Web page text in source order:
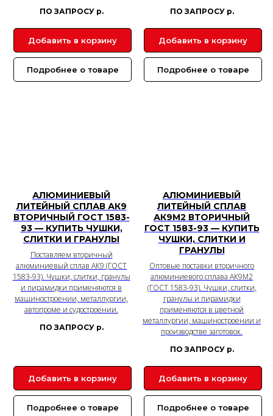
ПО ЗАПРОСУ р.
Добавить в корзину
Подробнее о товаре
ПО ЗАПРОСУ р.
Добавить в корзину
Подробнее о товаре
АЛЮМИНИЕВЫЙ
ЛИТЕЙНЫЙ СПЛАВ АК9
ВТОРИЧНЫЙ ГОСТ 1583-
93 — КУПИТЬ ЧУШКИ,
СЛИТКИ И ГРАНУЛЫ
Поставляем вторичный
алюминиевый сплав АК9 (ГОСТ
1583-93). Чушки, слитки, гранулы
и пирамидки применяются в
машиностроении, металлургии,
автопроме и судостроении.
ПО ЗАПРОСУ р.
Добавить в корзину
Подробнее о товаре
АЛЮМИНИЕВЫЙ
ЛИТЕЙНЫЙ СПЛАВ
АК9М2 ВТОРИЧНЫЙ
ГОСТ 1583-93 — КУПИТЬ
ЧУШКИ, СЛИТКИ И
ГРАНУЛЫ
Оптовые поставки вторичного
алюминиевого сплава АК9М2
(ГОСТ 1583-93). Чушки, слитки,
гранулы и пирамидки
применяются в цветной
металлургии, машиностроении и
производстве заготовок.
ПО ЗАПРОСУ р.
Добавить в корзину
Подробнее о товаре